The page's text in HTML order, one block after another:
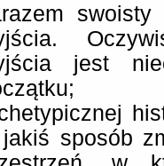
jest
sposób